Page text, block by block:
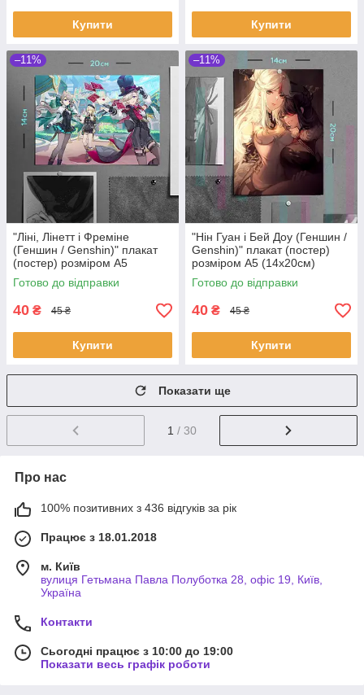
Купити Купити
–11%
"Ліні, Лінетт і Фреміне
(Геншин / Genshin)" плакат
(постер) розміром А5
(20х14см)
Готово до відправки
40 ₴ 45 ₴
Купити
–11%
"Нін Гуан і Бей Доу (Геншин /
Genshin)" плакат (постер)
розміром А5 (14х20см)
Готово до відправки
40 ₴ 45 ₴
Купити
Показати ще
1 / 30
Про нас
100% позитивних з 436 відгуків за рік
Працює з 18.01.2018
м. Київ
вулиця Гетьмана Павла Полуботка 28, офіс 19, Київ,
Україна
Контакти
Сьогодні працює з 10:00 до 19:00
Показати весь графік роботи